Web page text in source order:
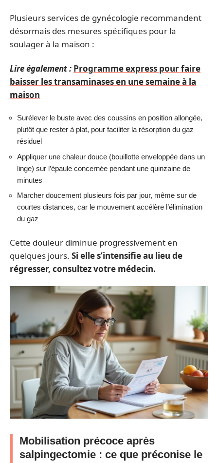
Plusieurs services de gynécologie recommandent
désormais des mesures spécifiques pour la
soulager à la maison :
Lire également : Programme express pour faire
baisser les transaminases en une semaine à la
maison
Surélever le buste avec des coussins en position allongée,
plutôt que rester à plat, pour faciliter la résorption du gaz
résiduel
Appliquer une chaleur douce (bouillotte enveloppée dans un
linge) sur l’épaule concernée pendant une quinzaine de
minutes
Marcher doucement plusieurs fois par jour, même sur de
courtes distances, car le mouvement accélère l’élimination
du gaz
Cette douleur diminue progressivement en
quelques jours. Si elle s’intensifie au lieu de
régresser, consultez votre médecin.
Mobilisation précoce après
salpingectomie : ce que préconise le